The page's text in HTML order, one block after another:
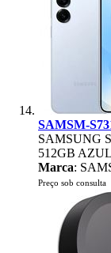
SAMSM-
SAMSUNG
512GB
Marca:
Preço sob consulta